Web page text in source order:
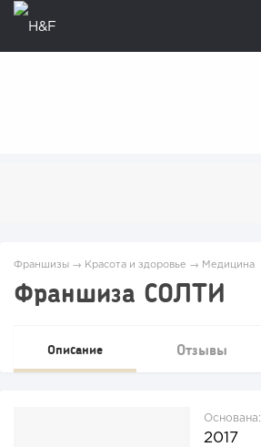
Франшизы → Красота и здоровье → Медицина
Франшиза СОЛТИ
Описание Отзывы
Основана:
2017